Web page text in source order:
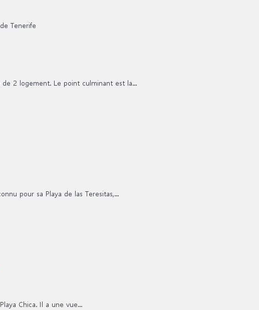
Tenerife
2 logement. Le point culminant est la...
pour sa Playa de las Teresitas,...
Chica. Il a une vue...